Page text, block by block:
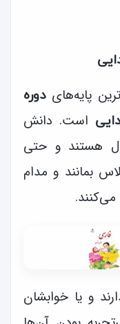
پایه‌هایدوره
است. دانش
هستند و حتی
بمانند و مدام
و یا خوابشان